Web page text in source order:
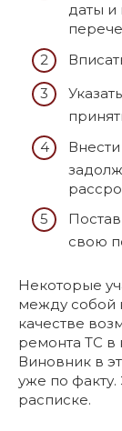
даты и
свою
Некоторые
между собой
качестве
ремонта ТС в
Виновник в
уже по факту.
расписке.